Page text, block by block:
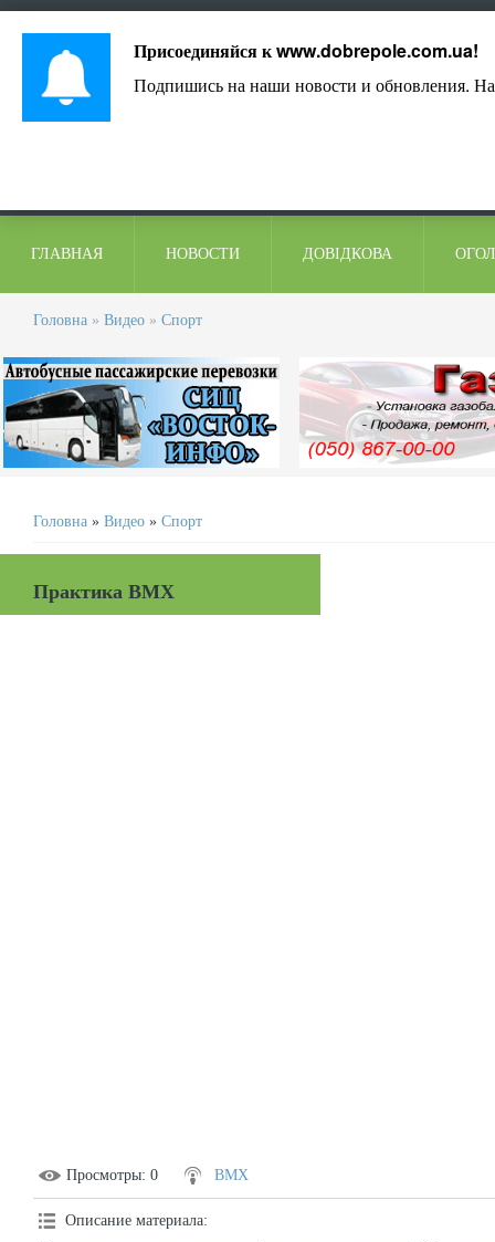
ГЛАВНАЯ НОВОСТИ ДОВІДКОВА
Головна » Видео » Спорт
Головна » Видео » Спорт
Практика BMX
Просмотры: 0 BMX
Описание материала:
Присоединяйся кwww.dobrepole.com.ua!
Подпишись на наши новости и обновления.